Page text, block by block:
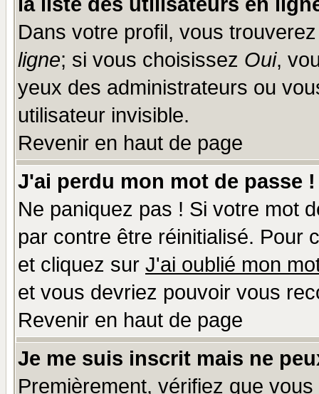
Dans votre profil, vous
ligne; si vous choisissez Oui,
yeux des administrateurs ou
utilisateur invisible.
Revenir en haut de page
J'ai perdu mon mot de passe !
Ne paniquez pas ! Si votre mot
par contre être réinitialisé. Pour
et cliquez sur J'ai oublié mon
et vous devriez pouvoir vous
Revenir en haut de page
Je me suis inscrit mais ne
Premièrement, vérifiez que